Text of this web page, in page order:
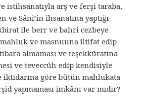
istihsanatıyla arş ve ferşi taraba,
ve Sâni’in ihsanatına yaptığı
ile berr ve bahri cezbeye
ve masnuuna iltifat edip
almaması ve teşekküratına
ve teveccüh edip kendisiyle
iktidarına göre bütün mahlukata
yapmaması imkânı var mıdır?